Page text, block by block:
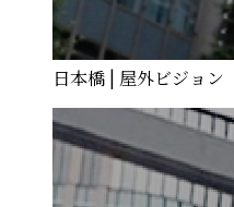
日本橋 | 屋外ビジョン